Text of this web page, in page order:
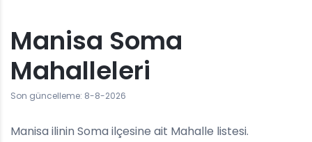
Manisa Soma
Mahalleleri
Son güncelleme: 8-8-2026
Manisa ilinin Soma ilçesine ait Mahalle listesi.